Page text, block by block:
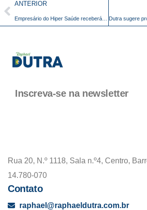
ANTERIOR
Inscreva-se na newsletter
Rua 20, N.º 1118, Sala n.º4, Centro,
14.780-070
Contato
raphael@raphaeldutra.com.br